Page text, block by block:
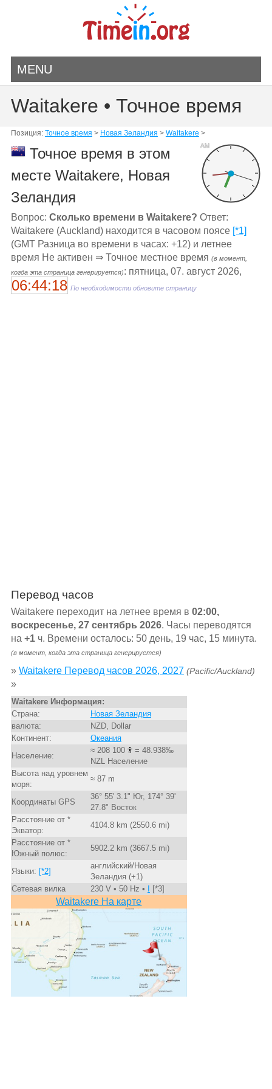
MENU
Waitakere • Точное время
Позиция: Точное время > Новая Зеландия > Waitakere >
AM
Точное время в этом
месте Waitakere, Новая
Зеландия
Вопрос: Сколько времени в Waitakere? Ответ:
Waitakere (Auckland) находится в часовом поясе [*1]
(GMT Разница во времени в часах: +12) и летнее
время Не активен ⇒ Точное местное время (в момент,
когда эта страница генерируется): пятница, 07. август 2026,
06:44:18 По необходимости обновите страницу
Перевод часов
Waitakere переходит на летнее время в 02:00,
воскресенье, 27 сентябрь 2026. Часы переводятся
на +1ч. Времени осталось: 50 день, 19 час, 15 минута.
(в момент, когда эта страница генерируется)
» Waitakere Перевод часов 2026, 2027 (Pacific/Auckland)
»
Waitakere Информация:
Страна:
Новая Зеландия
валюта:
NZD, Dollar
Континент:
Океания
Население:
≈ 208 100
= 48.938‰
NZL Население
Высота над уровнем
моря:
≈ 87 m
Координаты GPS
36° 55' 3.1" Юг, 174° 39'
27.8" Восток
Расстояние от *
Экватор:
4104.8 km (2550.6 mi)
Расстояние от *
Южный полюс:
5902.2 km (3667.5 mi)
Языки: [*2]
английский/Новая
Зеландия (+1)
Сетевая вилка
230 V • 50 Hz • [*3]
Waitakere На карте